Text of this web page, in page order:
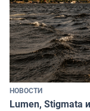
НОВОСТИ
Lumen, Stigmata